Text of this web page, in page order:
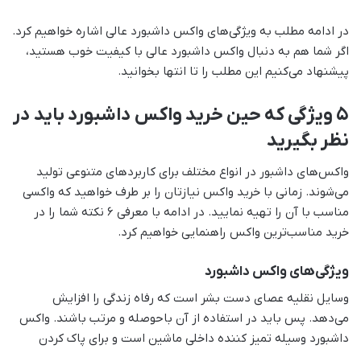
در ادامه مطلب به ویژگی‌های واکس داشبورد عالی اشاره خواهیم کرد.
اگر شما هم به دنبال واکس داشبورد عالی با کیفیت خوب هستید،
پیشنهاد می‌کنیم این مطلب را تا انتها بخوانید.
5 ویژگی که حین خرید واکس داشبورد باید در
نظر بگیرید
واکس‌های داشبور در انواع مختلف برای کاربردهای متنوعی تولید
می‌شوند. زمانی با خرید واکس نیازتان را بر طرف خواهید که واکسی
مناسب با آن را تهیه نمایید. در ادامه با معرفی 6 نکته شما را در
خرید مناسب‌ترین واکس راهنمایی خواهیم کرد.
ویژگی‌های واکس داشبورد
وسایل نقلیه عصای دست بشر است که رفاه زندگی را افزایش
می‌دهد. پس باید در استفاده از آن باحوصله و مرتب باشند. واکس
داشبورد وسیله تمیز کننده داخلی ماشین است و برای پاک کردن